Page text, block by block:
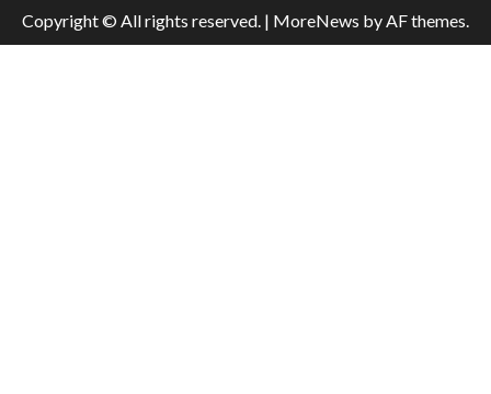
Copyright © All rights reserved. | MoreNews by AF themes.